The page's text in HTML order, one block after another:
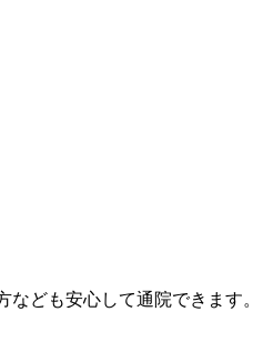
ども安心して通院できます。